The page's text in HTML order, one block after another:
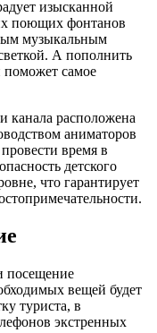
изысканной
поющих фонтанов
музыкальным
А пополнить
самое
канала расположена
аниматоров
время в
детского
что гарантирует
посещение
вещей будет
туриста, в
экстренных